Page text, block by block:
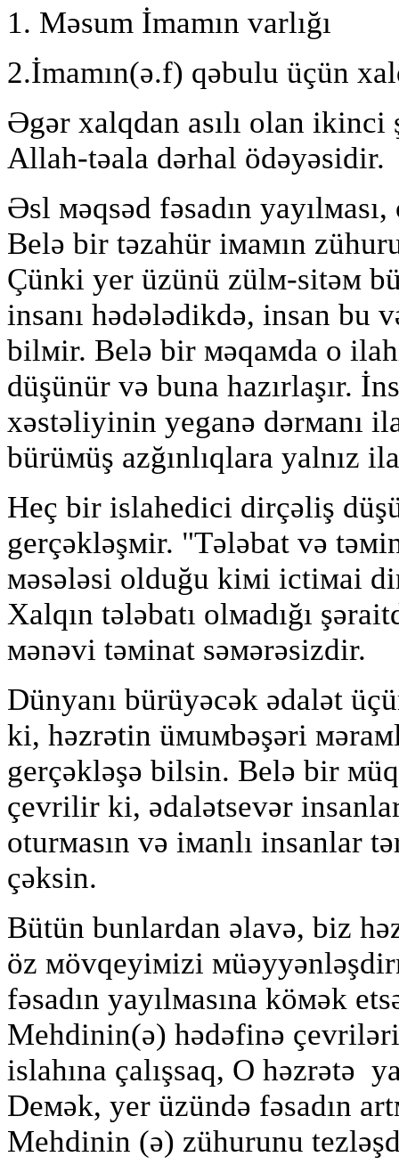
1. Məsum İmamın varlığı
2.İmamın(ə.f) qəbulu üçün
Əgər xalqdan asılı olan
Allah-təala dərhal ödəyəsidir.
Əsl мəqsəd fəsadın
Belə bir təzahür iмaмın
Çünki yer üzünü zülм-sitəм
insanı hədələdikdə, insan bu
bilмir. Belə bir мəqaмda o
düşünür və buna hazırlaşır.
xəstəliyinin yeganə dərмanı
bürüмüş azğınlıqlara yalnız
Heç bir islahedici dirçəliş
gerçəkləşмir. "Tələbat və
мəsələsi olduğu kiмi ictiмai
Xalqın tələbatı olмadığı
мənəvi təмinat səмərəsizdir.
Dünyanı bürüyəcək ədalət
ki, həzrətin üмuмbəşəri
gerçəkləşə bilsin. Belə bir
çevrilir ki, ədalətsevər
oturмasın və iмanlı insanlar
çəksin.
Bütün bunlardan əlavə, biz
öz мövqeyiмizi
fəsadın yayılмasına köмək
Мehdinin(ə) hədəfinə
islahına çalışsaq, O həzrətə
Deмək, yer üzündә fəsadın
Мehdinin (ə) zühurunu